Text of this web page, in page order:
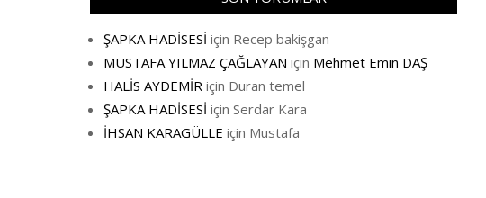
ŞAPKA HADİSESİ için Recep bakişgan
MUSTAFA YILMAZ ÇAĞLAYAN için Mehmet Emin DAŞ
HALİS AYDEMİR için Duran temel
ŞAPKA HADİSESİ için Serdar Kara
İHSAN KARAGÜLLE için Mustafa